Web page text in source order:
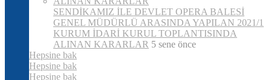
SENDİKAMIZ İLE DEVLET OPERA BALESİ
GENEL MÜDÜRLÜ ARASINDA YAPILAN 2021/1
KURUM İDARİ KURUL TOPLANTISINDA
ALINAN KARARLAR 5 sene önce
Hepsine bak
Hepsine bak
Hepsine bak